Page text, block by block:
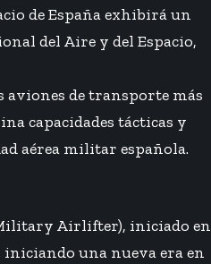
de España exhibirá un
del Aire y del Espacio,
aviones de transporte más
capacidades tácticas y
aérea militar española.
Airlifter), iniciado en
una nueva era en